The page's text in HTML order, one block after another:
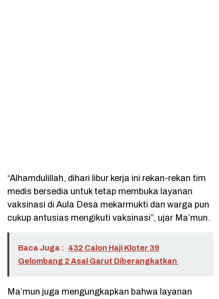
“Alhamdulillah, dihari libur kerja ini rekan-rekan tim
medis bersedia untuk tetap membuka layanan
vaksinasi di Aula Desa mekarmukti dan warga pun
cukup antusias mengikuti vaksinasi”, ujar Ma’mun.
Baca Juga : 432 Calon Haji Kloter 39
Gelombang 2 Asal Garut Diberangkatkan
Ma’mun juga mengungkapkan bahwa layanan